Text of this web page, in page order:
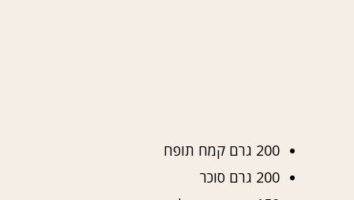
200 גרם קמח תופח
200 גרם סוכר